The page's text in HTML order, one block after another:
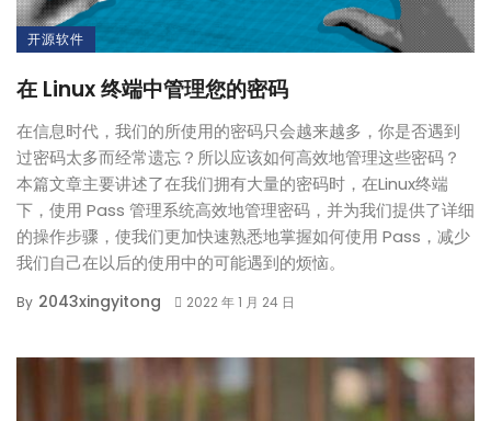
开源软件
在 Linux 终端中管理您的密码
在信息时代，我们的所使用的密码只会越来越多，你是否遇到
过密码太多而经常遗忘？所以应该如何高效地管理这些密码？
本篇文章主要讲述了在我们拥有大量的密码时，在Linux终端
下，使用 Pass 管理系统高效地管理密码，并为我们提供了详细
的操作步骤，使我们更加快速熟悉地掌握如何使用 Pass，减少
我们自己在以后的使用中的可能遇到的烦恼。
By 2043xingyitong 2022 年 1 月 24 日